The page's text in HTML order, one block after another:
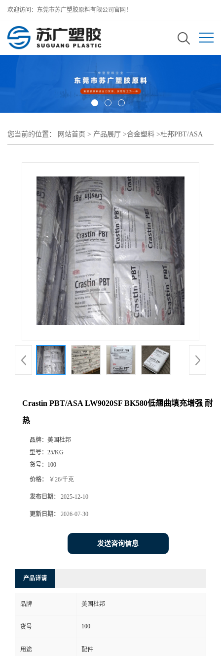
欢迎访问：东莞市苏广塑胶原料有限公司官网！
您当前的位置： 网站首页 > 产品展厅 >合金塑料 >杜邦PBT/ASA
Crastin PBT/ASA LW9020SF BK580低翘曲填充增强 耐
热
品牌： 美国杜邦
型号： 25/KG
货号： 100
价格： ￥26/千克
发布日期： 2025-12-10
更新日期： 2026-07-30
发送咨询信息
产品详请
品牌 美国杜邦
货号 100
用途 配件